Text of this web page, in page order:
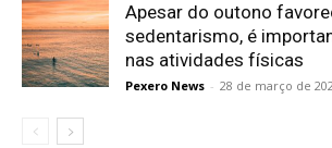
Apesar do outono
sedentarismo, é
nas atividades físicas
Pexero News - 28 de março de